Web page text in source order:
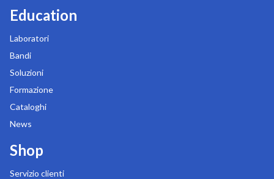
Education
Laboratori
Bandi
Soluzioni
Formazione
Cataloghi
News
Shop
Servizio clienti